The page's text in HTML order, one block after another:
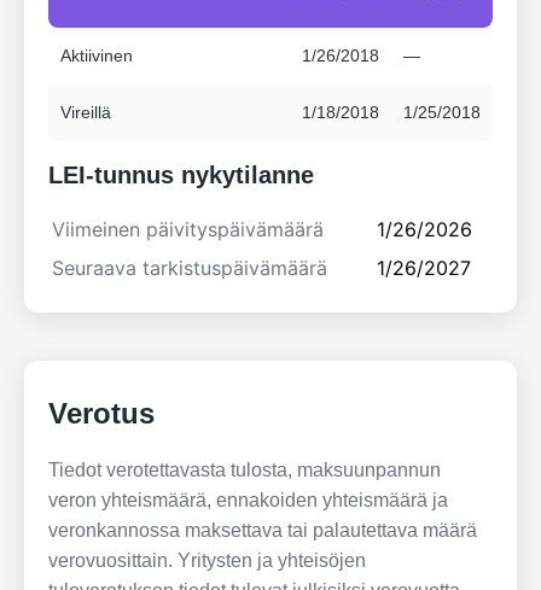
Aktiivinen 1/26/2018 —
Vireillä 1/18/2018 1/25/2018
LEI-tunnus nykytilanne
Viimeinen päivityspäivämäärä
1/26/2026
Seuraava tarkistuspäivämäärä
1/26/2027
Verotus
Tiedot verotettavasta tulosta, maksuunpannun
veron yhteismäärä, ennakoiden yhteismäärä ja
veronkannossa maksettava tai palautettava määrä
verovuosittain. Yritysten ja yhteisöjen